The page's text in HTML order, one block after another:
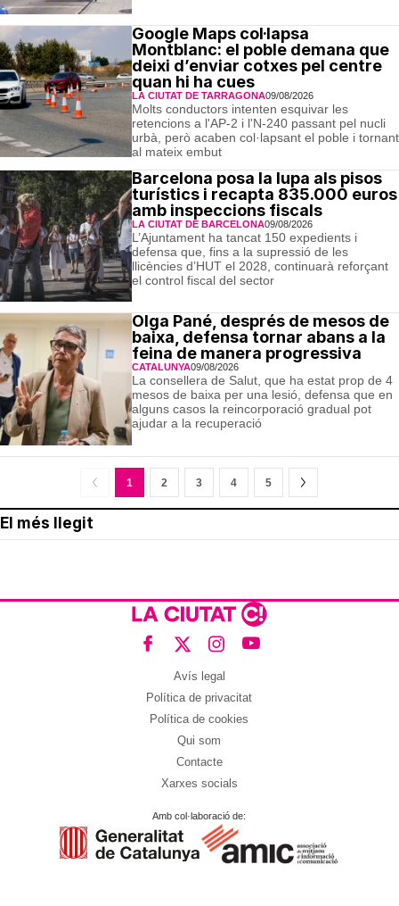
Google Maps col·lapsa
Montblanc: el poble demana que
deixi d’enviar cotxes pel centre
quan hi ha cues
LA CIUTAT DE TARRAGONA09/08/2026
Molts conductors intenten esquivar les
retencions a l'AP-2 i l'N-240 passant pel nucli
urbà, però acaben col·lapsant el poble i tornant
al mateix embut
Barcelona posa la lupa als pisos
turístics i recapta 835.000 euros
amb inspeccions fiscals
LA CIUTAT DE BARCELONA09/08/2026
L’Ajuntament ha tancat 150 expedients i
defensa que, fins a la supressió de les
llicències d’HUT el 2028, continuarà reforçant
el control fiscal del sector
Olga Pané, després de mesos de
baixa, defensa tornar abans a la
feina de manera progressiva
CATALUNYA09/08/2026
La consellera de Salut, que ha estat prop de 4
mesos de baixa per una lesió, defensa que en
alguns casos la reincorporació gradual pot
ajudar a la recuperació
1 2 3 4 5
El més llegit
Avís legal
Política de privacitat
Política de cookies
Qui som
Contacte
Xarxes socials
Amb col·laboració de: